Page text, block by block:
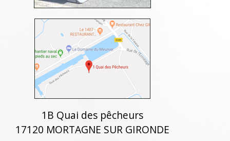
1B Quai des pêcheurs
17120 MORTAGNE SUR GIRONDE